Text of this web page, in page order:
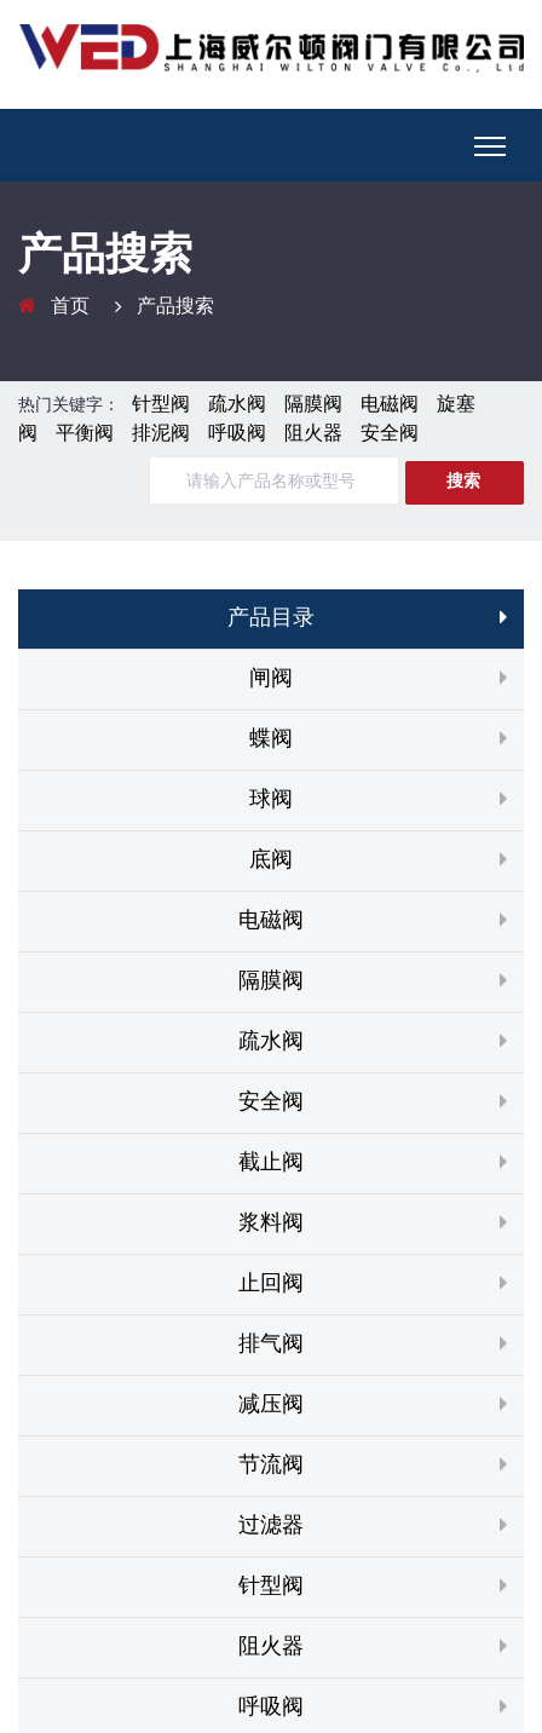
产品搜索
首页 产品搜索
热门关键字： 针型阀 疏水阀 隔膜阀 电磁阀
旋塞
阀
平衡阀 排泥阀 呼吸阀 阻火器 安全阀
搜索
产品目录
闸阀
蝶阀
球阀
底阀
电磁阀
隔膜阀
疏水阀
安全阀
截止阀
浆料阀
止回阀
排气阀
减压阀
节流阀
过滤器
针型阀
阻火器
呼吸阀